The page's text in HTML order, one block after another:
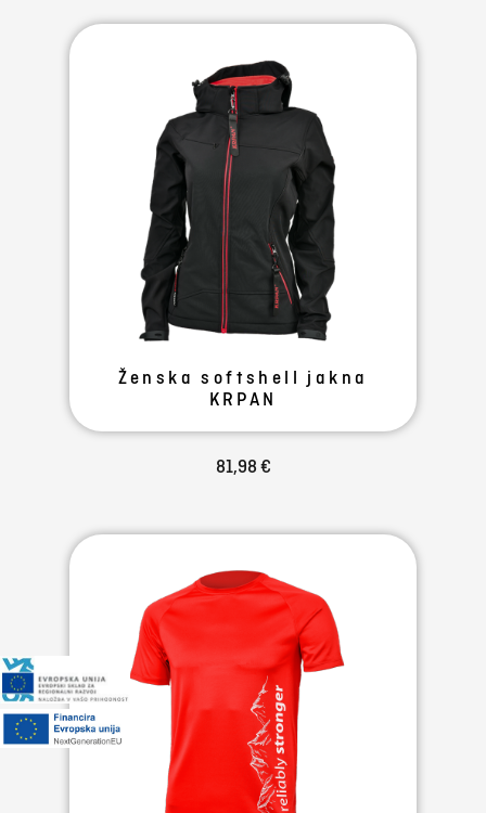
Ženska softshell jakna
KRPAN
81,98 €